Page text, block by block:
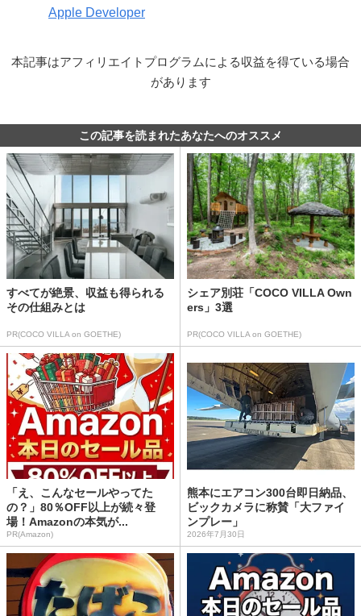
Apple Developer
本記事はアフィリエイトプログラムによる収益を得ている場合
があります
この記事を読まれたあなたへのオススメ
すべてが絶景、収益も得られる
その仕組みとは
PR(COCO VILLA on GOETHE)
シェア別荘「COCO VILLA Own
ers」3選
PR(COCO VILLA on GOETHE)
「え、こんなセールやってた
の？」80％OFF以上が続々登
場！Amazonの本気が...
PR(Amazon)
熊本にエアコン300台即日納品、
ビックカメラに称賛「大ファイ
ンプレー」
2026年7月30日